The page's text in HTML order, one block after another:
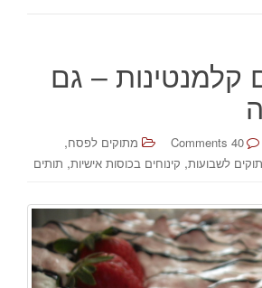
קלמנטינות – גם
40 Comments מתוקים לפסח,
לשבועות, קינוחים בכוסות אישיות, תותים